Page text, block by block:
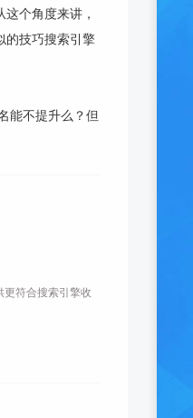
个角度来讲，
的技巧搜索引擎
能不提升么？但
符合搜索引擎收